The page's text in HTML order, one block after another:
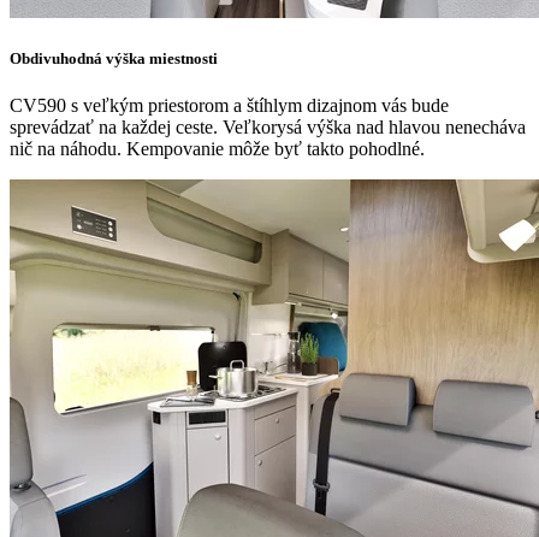
Obdivuhodná výška miestnosti
CV590 s veľkým priestorom a štíhlym dizajnom vás bude
sprevádzať na každej ceste. Veľkorysá výška nad hlavou nenecháva
nič na náhodu. Kempovanie môže byť takto pohodlné.